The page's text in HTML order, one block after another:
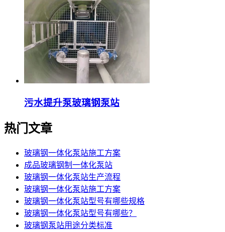
污水提升泵玻璃钢泵站
热门文章
玻璃钢一体化泵站施工方案
成品玻璃钢制一体化泵站
玻璃钢一体化泵站生产流程
玻璃钢一体化泵站施工方案
玻璃钢一体化泵站型号有哪些规格
玻璃钢一体化泵站型号有哪些？
玻璃钢泵站用途分类标准